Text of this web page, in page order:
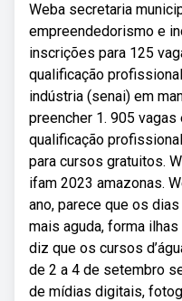
Weba secretaria
empreendedorismo e
inscrições para 125
qualificação
indústria (senai) em
preencher 1. 905
qualificação
para cursos gratuitos.
ifam 2023 amazonas.
ano, parece que os
mais aguda, forma
diz que os cursos
de 2 a 4 de setembro
de mídias digitais,